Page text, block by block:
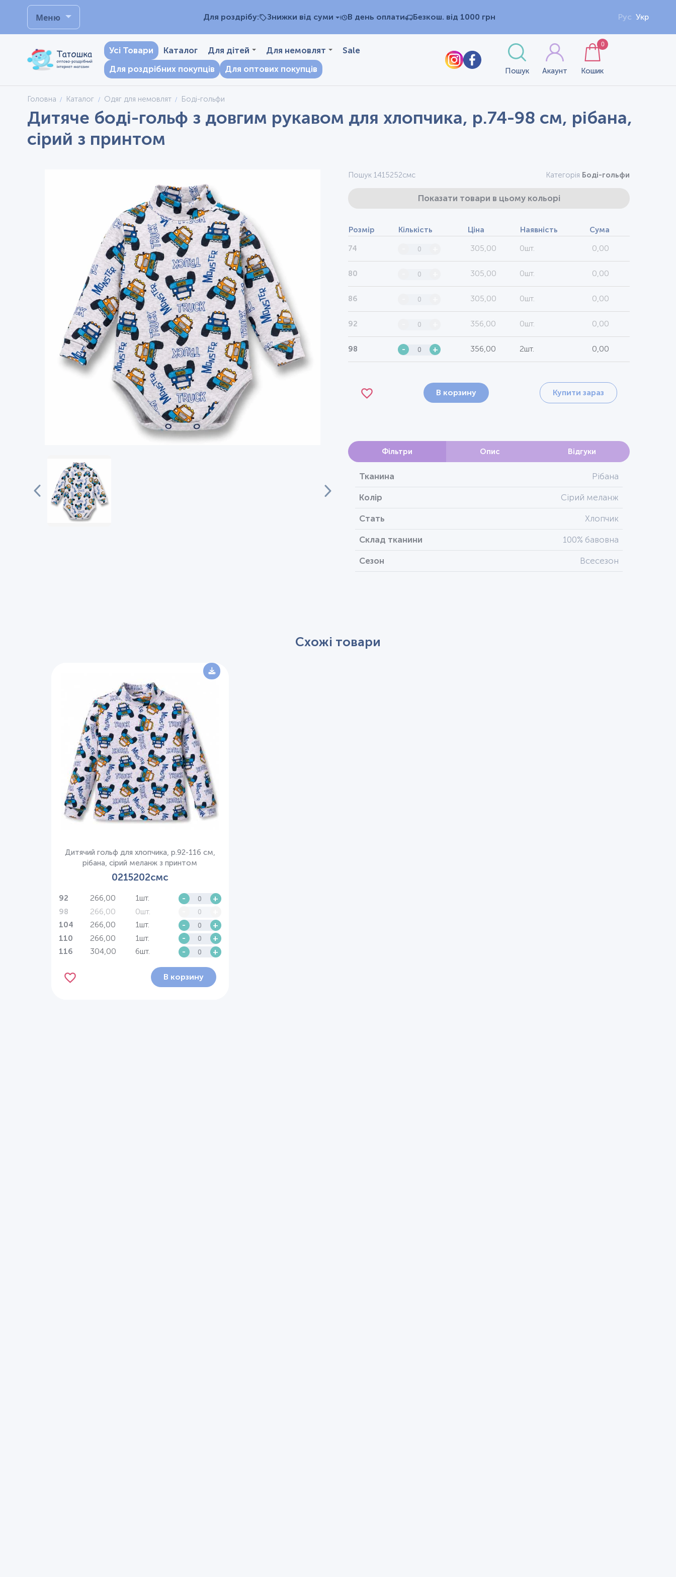
Меню Для роздрібу: Знижки від суми В день оплати Безкош. від 1000 грн Рус Укр
Усі Товари Каталог Для дітей Для немовлят
Sale
Для роздрібних покупців
Для оптових покупців Пошук Акаунт Кошик
0
Головна Каталог Одяг для немовлят Боді-гольфи
Дитяче боді-гольф з довгим рукавом для хлопчика, р.74-98 см, рібана,
сірий з принтом
Пошук 1415252смс Категорія Боді-гольфи
Показати товари в цьому кольорі
Розмір Кількість Ціна Наявність Сума
74 305,00 0шт. 0,00
80 305,00 0шт. 0,00
86 305,00 0шт. 0,00
92 356,00 0шт. 0,00
98 - + 356,00 2шт. 0,00
В корзину Купити зараз
Фільтри Опис Відгуки
Тканина Рібана
Колір Сірий меланж
Стать Хлопчик
Склад тканини 100% бавовна
Сезон Всесезон
Схожі товари
Дитячий гольф для хлопчика, р.92-116 см,
рібана, сірий меланж з принтом
0215202смс
92 266,00 1шт. - +
98 266,00 0шт.
104 266,00 1шт. - +
110 266,00 1шт. - +
116 304,00 6шт. - +
В корзину